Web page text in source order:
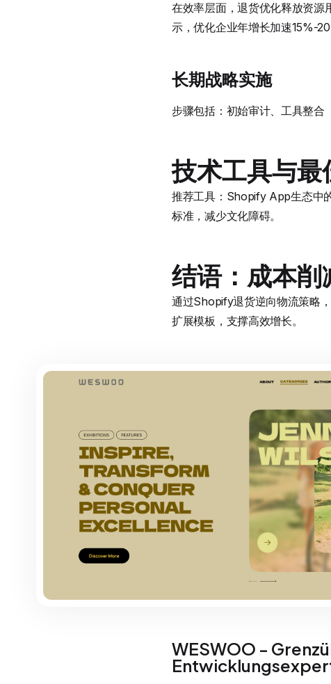
在效率层面，退货优化释放资源
示，优化企业年增长加速15%-
长期战略实施
步骤包括：初始审计、工具整合
技术工具与最
推荐工具：Shopify App生态中
标准，减少文化障碍。
结语：成本
通过Shopify退货逆向物流策略
扩展模板，支撑高效增长。
WESWOO -